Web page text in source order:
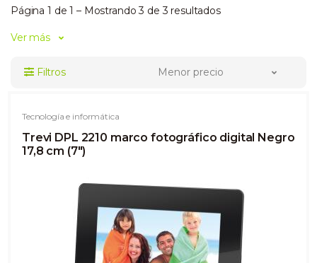
Página 1 de 1 – Mostrando 3 de 3 resultados
Ver más
Filtros Menor precio
Tecnología e informática
Trevi DPL 2210 marco fotográfico digital Negro
17,8 cm (7")